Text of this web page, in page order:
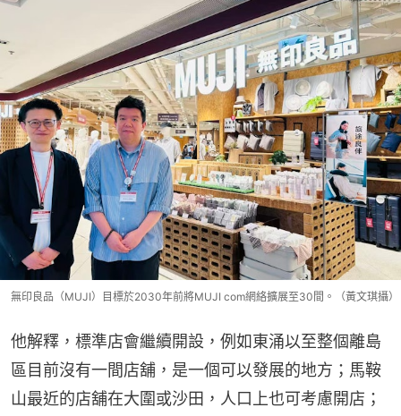
無印良品（MUJI）目標於2030年前將MUJI com網絡擴展至30間。（黃文琪攝）
他解釋，標準店會繼續開設，例如東涌以至整個離島
區目前沒有一間店舖，是一個可以發展的地方；馬鞍
山最近的店舖在大圍或沙田，人口上也可考慮開店；